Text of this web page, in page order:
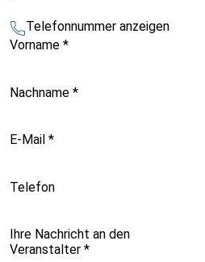
Telefonnummer anzeigen
Vorname *
Nachname *
E-Mail *
Telefon
Ihre Nachricht an den
Veranstalter *